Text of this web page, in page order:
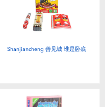
Shanjiancheng 善见城 谁是卧底